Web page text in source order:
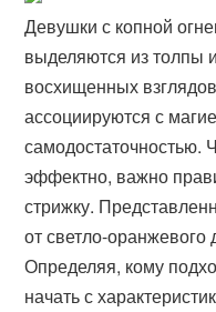
Девушки с копной
выделяются из толпы
восхищенных
ассоциируются с
самодостаточностью.
эффектно, важно
стрижку.
от светло-оранжевого
Определяя, кому
начать с